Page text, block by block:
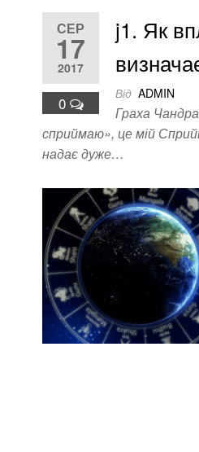
СЕР
17
2017
0
j1. Як
Від ADMIN
Граха
сприймаю», це мій
надає дуже…